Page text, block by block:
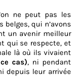
ne peut pas les
belges, qui n’avons
un avenir meilleur
qui se respecte, et
là où ils vivaient
cas), ni pendant
depuis leur arrivée